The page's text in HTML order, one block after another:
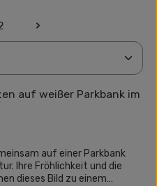
Seite
auf einer Parkbank
Ihre Fröhlichkeit und die
dieses Bild zu einem